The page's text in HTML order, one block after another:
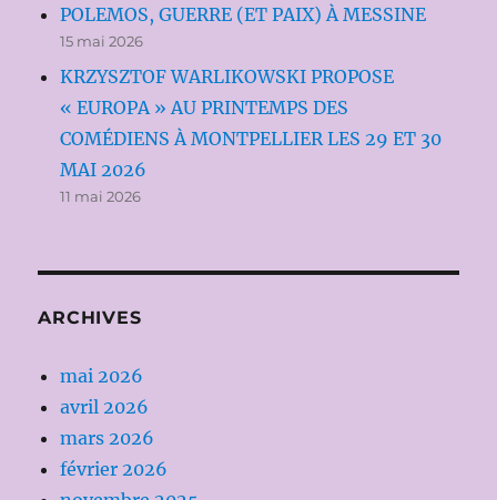
POLEMOS, GUERRE (ET PAIX) À MESSINE
15 mai 2026
KRZYSZTOF WARLIKOWSKI PROPOSE
« EUROPA » AU PRINTEMPS DES
COMÉDIENS À MONTPELLIER LES 29 ET 30
MAI 2026
11 mai 2026
ARCHIVES
mai 2026
avril 2026
mars 2026
février 2026